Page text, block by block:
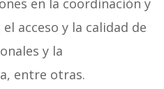
en la coordinación y
acceso y la calidad de
y la
entre otras.